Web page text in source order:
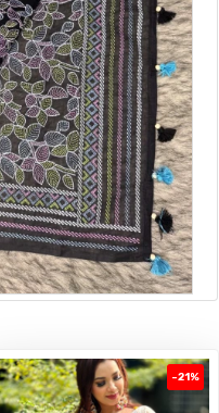
-21%